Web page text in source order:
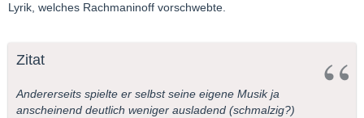
Lyrik, welches Rachmaninoff vorschwebte.
Zitat
Andererseits spielte er selbst seine eigene Musik ja
anscheinend deutlich weniger ausladend (schmalzig?)